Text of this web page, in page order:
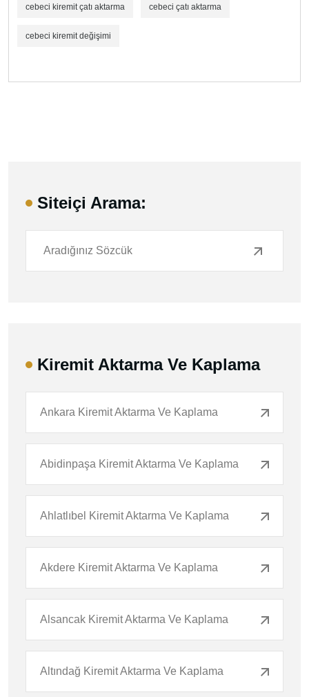
cebeci kiremit çatı aktarma cebeci çatı aktarma
cebeci kiremit değişimi
Siteiçi Arama:
Kiremit Aktarma Ve Kaplama
Ankara Kiremit Aktarma Ve Kaplama
Abidinpaşa Kiremit Aktarma Ve Kaplama
Ahlatlıbel Kiremit Aktarma Ve Kaplama
Akdere Kiremit Aktarma Ve Kaplama
Alsancak Kiremit Aktarma Ve Kaplama
Altındağ Kiremit Aktarma Ve Kaplama